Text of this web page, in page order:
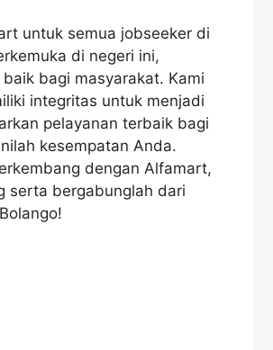
untuk semua jobseeker di
di negeri ini,
bagi masyarakat. Kami
integritas untuk menjadi
pelayanan terbaik bagi
kesempatan Anda.
dengan Alfamart,
serta bergabunglah dari